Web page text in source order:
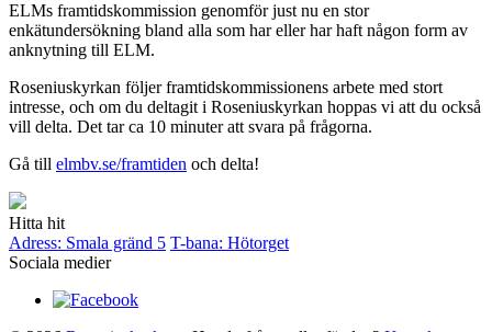
ELMs framtidskommission genomför just nu en stor
enkätundersökning bland alla som har eller har haft någon form av
anknytning till ELM.
Roseniuskyrkan följer framtidskommissionens arbete med stort
intresse, och om du deltagit i Roseniuskyrkan hoppas vi att du också
vill delta. Det tar ca 10 minuter att svara på frågorna.
Gå till elmbv.se/framtiden och delta!
Hitta hit
Adress: Smala gränd 5 T-bana: Hötorget
Sociala medier